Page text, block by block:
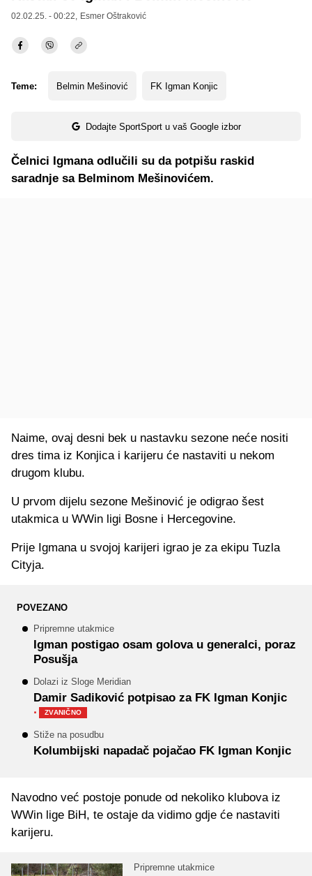
02.02.25. - 00:22, Esmer Oštraković
Teme: Belmin Mešinović FK Igman Konjic
Dodajte SportSport u vaš Google izbor
Čelnici Igmana odlučili su da potpišu raskid
saradnje sa Belminom Mešinovićem.
Naime, ovaj desni bek u nastavku sezone neće nositi
dres tima iz Konjica i karijeru će nastaviti u nekom
drugom klubu.
U prvom dijelu sezone Mešinović je odigrao šest
utakmica u WWin ligi Bosne i Hercegovine.
Prije Igmana u svojoj karijeri igrao je za ekipu Tuzla
Cityja.
POVEZANO
Pripremne utakmice
Igman postigao osam golova u generalci, poraz
Posušja
Dolazi iz Sloge Meridian
Damir Sadiković potpisao za FK Igman Konjic
· ZVANIČNO
Stiže na posudbu
Kolumbijski napadač pojačao FK Igman Konjic
Navodno već postoje ponude od nekoliko klubova iz
WWin lige BiH, te ostaje da vidimo gdje će nastaviti
karijeru.
Pripremne utakmice